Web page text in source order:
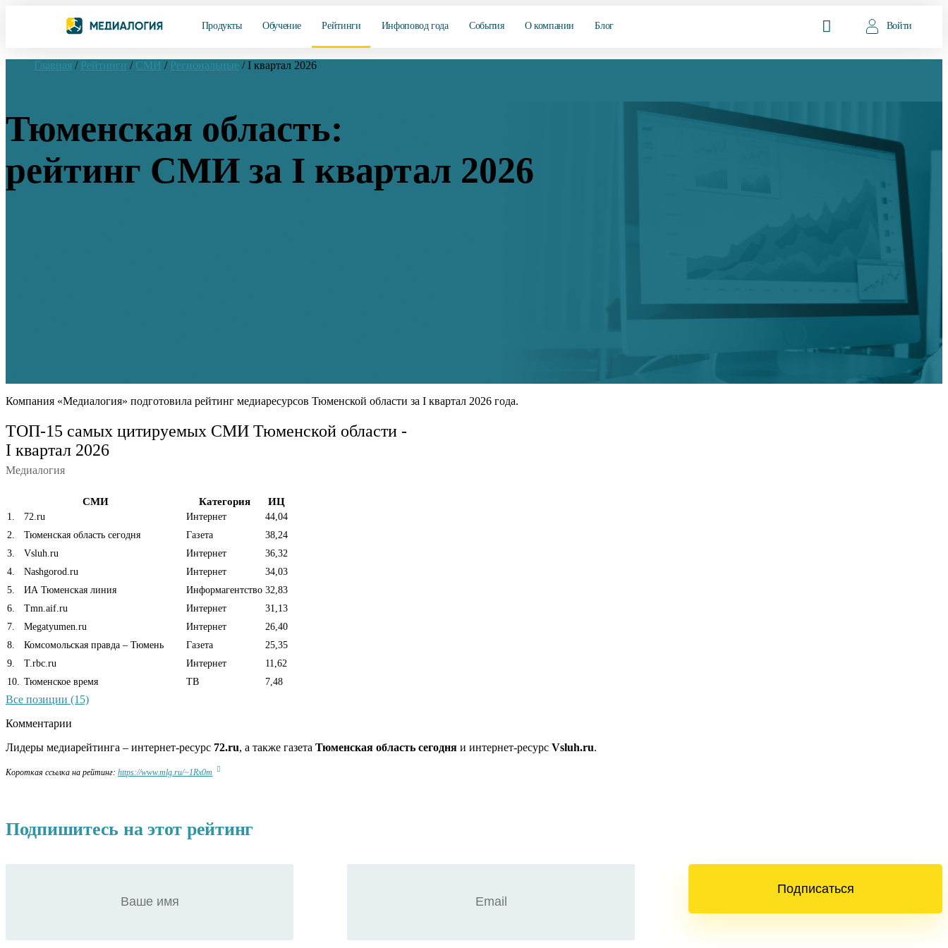
Продукты Обучение Рейтинги Инфоповод года События О компании Блог Войти
Главная / Рейтинги / СМИ / Региональные / I квартал 2026
Тюменская область:
рейтинг СМИ за I квартал 2026
Компания «Медиалогия» подготовила рейтинг медиаресурсов Тюменской области за I квартал 2026 года.
ТОП-15 самых цитируемых СМИ Тюменской области -
I квартал 2026
Медиалогия
СМИ Категория ИЦ
1 72.ru Интернет
44,04
2
Тюменская область сегодня Газета
38,24
3
Vsluh.ru Интернет
36,32
4
Nashgorod.ru Интернет
34,03
5
ИА Тюменская линия Информагентство 32,83
6
Tmn.aif.ru Интернет
31,13
7
Megatyumen.ru Интернет
26,40
8
Комсомольская правда – Тюмень Газета
25,35
9
T.rbc.ru Интернет
11,62
10
Тюменское время ТВ 7,48
Все позиции (15)
Комментарии
Лидеры медиарейтинга – интернет-ресурс 72.ru, а также газета Тюменская область сегодня и интернет-ресурс Vsluh.ru.
Короткая ссылка на рейтинг: https://www.mlg.ru/~1Rx0m
Подпишитесь на этот рейтинг